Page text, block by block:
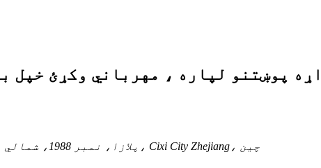
کوټه 1115، بلاک A، Hengyuan پلازا، نمبر 1988، شمالي دریم حلقوي ختیځ سړک، Cixi City Zhejiang، چین